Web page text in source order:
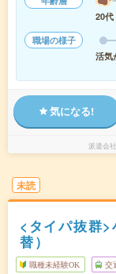
20代
職場の様子
活気
気になる!
派遣会社
未読
<タイパ抜群
替）
職種未経験OK 交